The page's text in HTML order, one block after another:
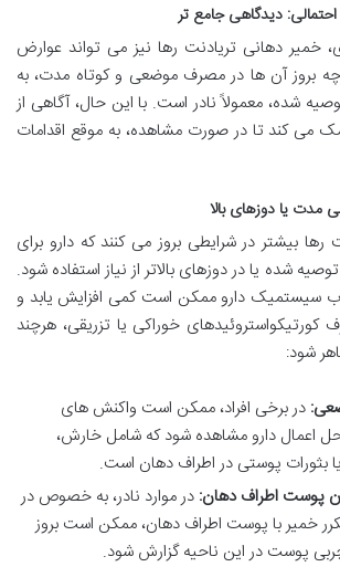
دیدگاهی جامع تر
خمیر دهانی تریادنت رها نیز می تواند عوارض
بروز آن ها در مصرف موضعی و کوتاه مدت، به
شده، معمولاً نادر است. با این حال، آگاهی از
می کند تا در صورت مشاهده، به موقع اقدامات
یا دوزهای بالا
بیشتر در شرایطی بروز می کنند که دارو برای
شده یا در دوزهای بالاتر از نیاز استفاده شود.
سیستمیک دارو ممکن است کمی افزایش یابد و
خوراکی یا تزریقی، هرچند
شود:
در برخی افراد، ممکن است واکنش های
اعمال دارو مشاهده شود که شامل خارش،
بثورات پوستی در اطراف دهان است.
پوست اطراف دهان: در موارد نادر، به خصوص در
خمیر با پوست اطراف دهان، ممکن است بروز
پوست در این ناحیه گزارش شود.